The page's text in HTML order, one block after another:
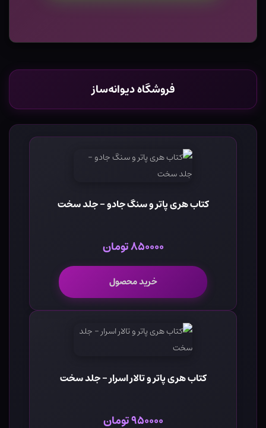
فروشگاه دیوانه‌ساز
کتاب هری پاتر و سنگ جادو - جلد سخت
۸۵۰۰۰۰ تومان
خرید محصول
کتاب هری پاتر و تالار اسرار - جلد سخت
۹۵۰۰۰۰ تومان